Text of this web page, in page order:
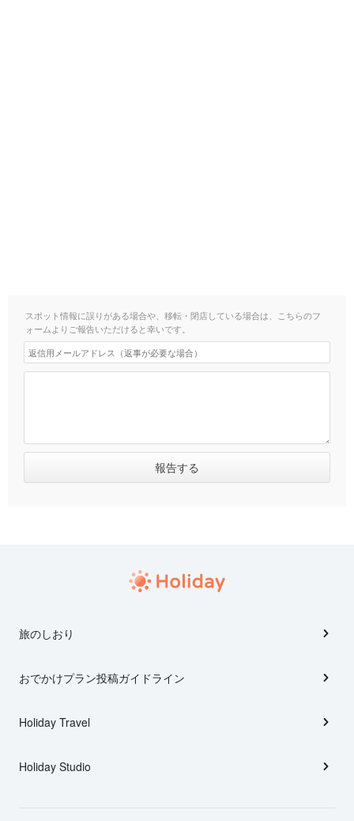
スポット情報に誤りがある場合や、移転・閉店している場合は、こちらのフ
ォームよりご報告いただけると幸いです。
旅のしおり
おでかけプラン投稿ガイドライン
Holiday Travel
Holiday Studio